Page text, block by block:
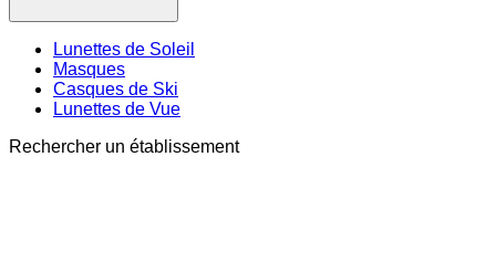
Lunettes de Soleil
Masques
Casques de Ski
Lunettes de Vue
Rechercher un établissement